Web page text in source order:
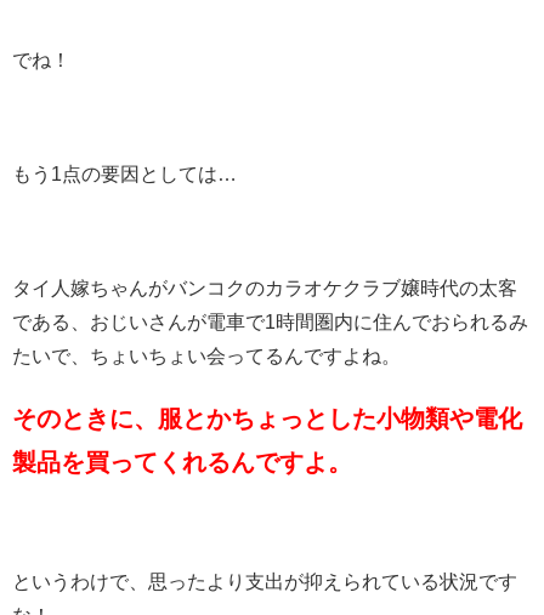
でね！
もう1点の要因としては…
タイ人嫁ちゃんがバンコクのカラオケクラブ嬢時代の太客
である、おじいさんが電車で1時間圏内に住んでおられるみ
たいで、ちょいちょい会ってるんですよね。
そのときに、服とかちょっとした小物類や電化
製品を買ってくれるんですよ。
というわけで、思ったより支出が抑えられている状況です